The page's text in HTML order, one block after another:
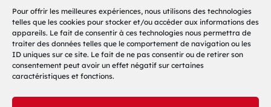
Pour offrir les meilleures expériences, nous utilisons des technologies
telles que les cookies pour stocker et/ou accéder aux informations des
appareils. Le fait de consentir à ces technologies nous permettra de
traiter des données telles que le comportement de navigation ou les
ID uniques sur ce site. Le fait de ne pas consentir ou de retirer son
consentement peut avoir un effet négatif sur certaines
caractéristiques et fonctions.
déclaré auprès de l'ARCEP.
Qu’est-ce qu’un VPN et à
Tendances Télécom 2019 –